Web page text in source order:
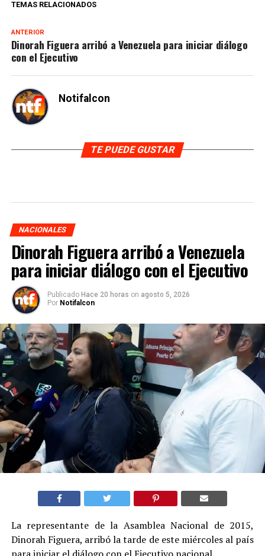
TEMAS RELACIONADOS
ANTERIOR
Dinorah Figuera arribó a Venezuela para iniciar diálogo
con el Ejecutivo
Notifalcon
TE PUEDE GUSTAR
NACIONALES
Dinorah Figuera arribó a Venezuela
para iniciar diálogo con el Ejecutivo
Publicado Hace 20 horas on agosto 5, 2026
Por Notifalcon
La representante de la Asamblea Nacional de 2015,
Dinorah Figuera, arribó la tarde de este miércoles al país